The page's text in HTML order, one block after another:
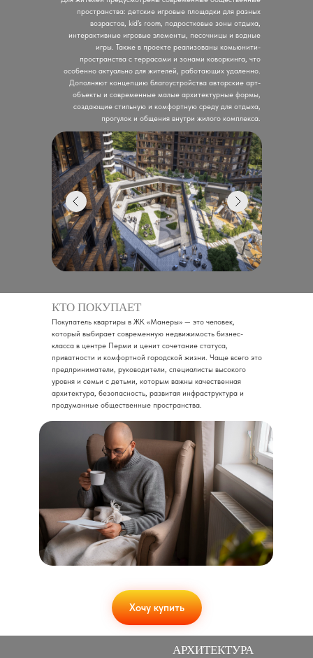
пространства: детские игровые площадки для разных
возрастов, kid’s room, подростковые зоны отдыха,
интерактивные игровые элементы, песочницы и водные
игры. Также в проекте реализованы комьюнити-
пространства с террасами и зонами коворкинга, что
особенно актуально для жителей, работающих удаленно.
Дополняют концепцию благоустройства авторские арт-
объекты и современные малые архитектурные формы,
создающие стильную и комфортную среду для отдыха,
прогулок и общения внутри жилого комплекса.
Покупатель квартиры в ЖК «Манеры» — это человек,
который выбирает современную недвижимость бизнес-
класса в центре Перми и ценит сочетание статуса,
приватности и комфортной городской жизни. Чаще всего это
предприниматели, руководители, специалисты высокого
уровня и семьи с детьми, которым важны качественная
архитектура, безопасность, развитая инфраструктура и
продуманные общественные пространства.
КТО ПОКУПАЕТ
Хочу купить
АРХИТЕКТУРА